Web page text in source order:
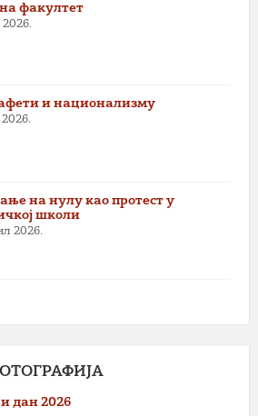
факултет
2026.
и национализму
2026.
на нулу као протест у
школи
2026.
дан 2026